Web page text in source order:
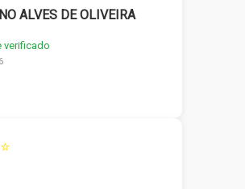
ALVES DE OLIVEIRA
verificado